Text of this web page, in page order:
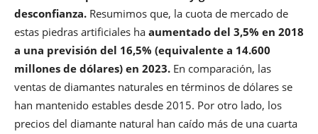
desconfianza. Resumimos que, la cuota de mercado de
estas piedras artificiales ha aumentado del 3,5% en 2018
a una previsión del 16,5% (equivalente a 14.600
millones de dólares) en 2023. En comparación, las
ventas de diamantes naturales en términos de dólares se
han mantenido estables desde 2015. Por otro lado, los
precios del diamante natural han caído más de una cuarta